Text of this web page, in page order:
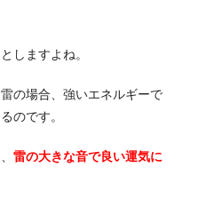
しますよね。
の場合、強いエネルギーで
のです。
雷の大きな音で良い運気に